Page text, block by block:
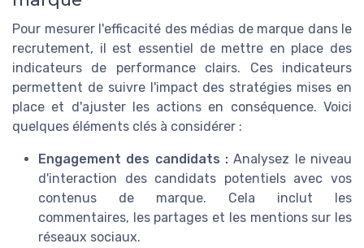
Pour mesurer l'efficacité des médias de marque dans le
recrutement, il est essentiel de mettre en place des
indicateurs de performance clairs. Ces indicateurs
permettent de suivre l'impact des stratégies mises en
place et d'ajuster les actions en conséquence. Voici
quelques éléments clés à considérer :
Engagement des candidats : Analysez le niveau
d'interaction des candidats potentiels avec vos
contenus de marque. Cela inclut les
commentaires, les partages et les mentions sur les
réseaux sociaux.